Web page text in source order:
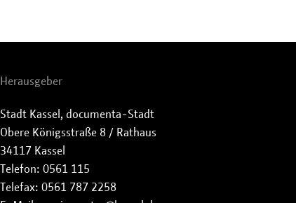
Herausgeber
Stadt Kassel, documenta-Stadt
Obere Königsstraße 8 / Rathaus
34117 Kassel
Telefon: 0561 115
Telefax: 0561 787 2258